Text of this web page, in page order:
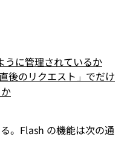
うに管理されているか
後のリクエスト」でだけ
。Flash の機能は次の通